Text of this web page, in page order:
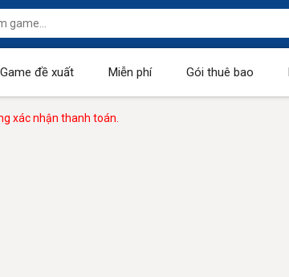
Game đề xuất Miễn phí Gói thuê bao
xác nhận thanh toán.